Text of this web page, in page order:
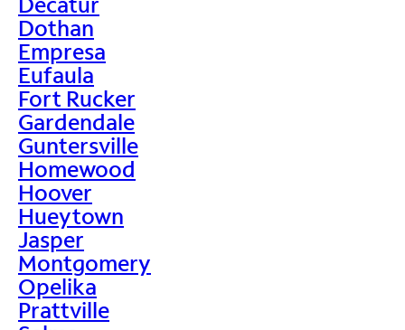
Dothan
Empresa
Eufaula
Fort Rucker
Gardendale
Guntersville
Homewood
Hoover
Hueytown
Jasper
Montgomery
Opelika
Prattville